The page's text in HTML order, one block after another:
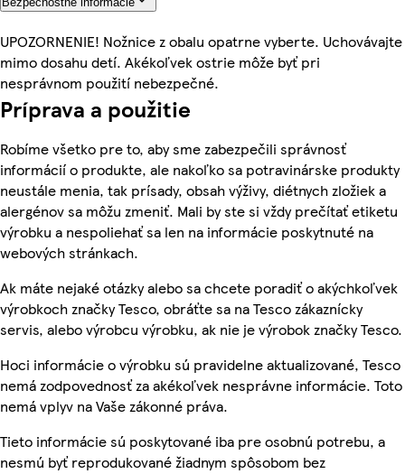
UPOZORNENIE! Nožnice z obalu opatrne vyberte. Uchovávajte
mimo dosahu detí. Akékoľvek ostrie môže byť pri
nesprávnom použití nebezpečné.
Príprava a použitie
Robíme všetko pre to, aby sme zabezpečili správnosť
informácií o produkte, ale nakoľko sa potravinárske produkty
neustále menia, tak prísady, obsah výživy, diétnych zložiek a
alergénov sa môžu zmeniť. Mali by ste si vždy prečítať etiketu
výrobku a nespoliehať sa len na informácie poskytnuté na
webových stránkach.
Ak máte nejaké otázky alebo sa chcete poradiť o akýchkoľvek
výrobkoch značky Tesco, obráťte sa na Tesco zákaznícky
servis, alebo výrobcu výrobku, ak nie je výrobok značky Tesco.
Hoci informácie o výrobku sú pravidelne aktualizované, Tesco
nemá zodpovednosť za akékoľvek nesprávne informácie. Toto
nemá vplyv na Vaše zákonné práva.
Tieto informácie sú poskytované iba pre osobnú potrebu, a
nesmú byť reprodukované žiadnym spôsobom bez